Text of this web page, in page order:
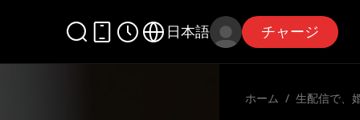
日本語 チャージ
ホーム / 生配信で、